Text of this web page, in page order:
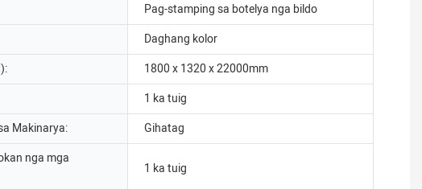
Pag-stamping sa botelya nga bildo
Daghang kolor
1800 x 1320 x 22000mm
1 ka tuig
Makinarya: Gihatag
nga mga
1 ka tuig